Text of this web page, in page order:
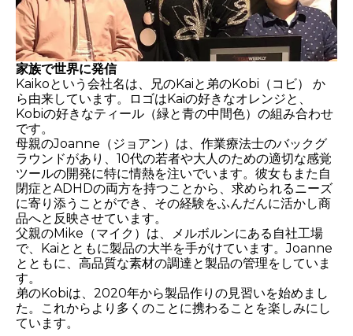
家族で世界に発信
Kaikoという会社名は、兄のKaiと弟のKobi（コビ） か
ら由来しています。ロゴはKaiの好きなオレンジと、
Kobiの好きなティール（緑と青の中間色）の組み合わせ
です。
母親のJoanne（ジョアン）は、作業療法士のバックグ
ラウンドがあり、10代の若者や大人のための適切な感覚
ツールの開発に特に情熱を注いでいます。彼女もまた自
閉症とADHDの両方を持つことから、求められるニーズ
に寄り添うことができ、その経験をふんだんに活かし商
品へと反映させています。
父親のMike（マイク）は、メルボルンにある自社工場
で、Kaiとともに製品の大半を手がけています。Joanne
とともに、高品質な素材の調達と製品の管理をしていま
す。
弟のKobiは、2020年から製品作りの見習いを始めまし
た。これからより多くのことに携わることを楽しみにし
ています。